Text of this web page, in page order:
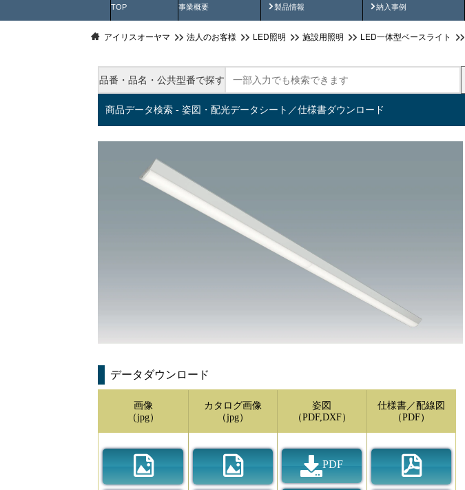
TOP 事業概要 製品情報
製品動画 納入事例
納入事例動画
アイリスオーヤマ 法人のお客様 LED照明 施設用照明 LED一体型ベースライト
品番・品名・公共型番で探す
商品データ検索 - 姿図・配光データシート／仕様書ダウンロード
データダウンロード
画像
（jpg）
カタログ画像
（jpg）
姿図
（PDF,DXF）
PDF
仕様書／配線図
（PDF）